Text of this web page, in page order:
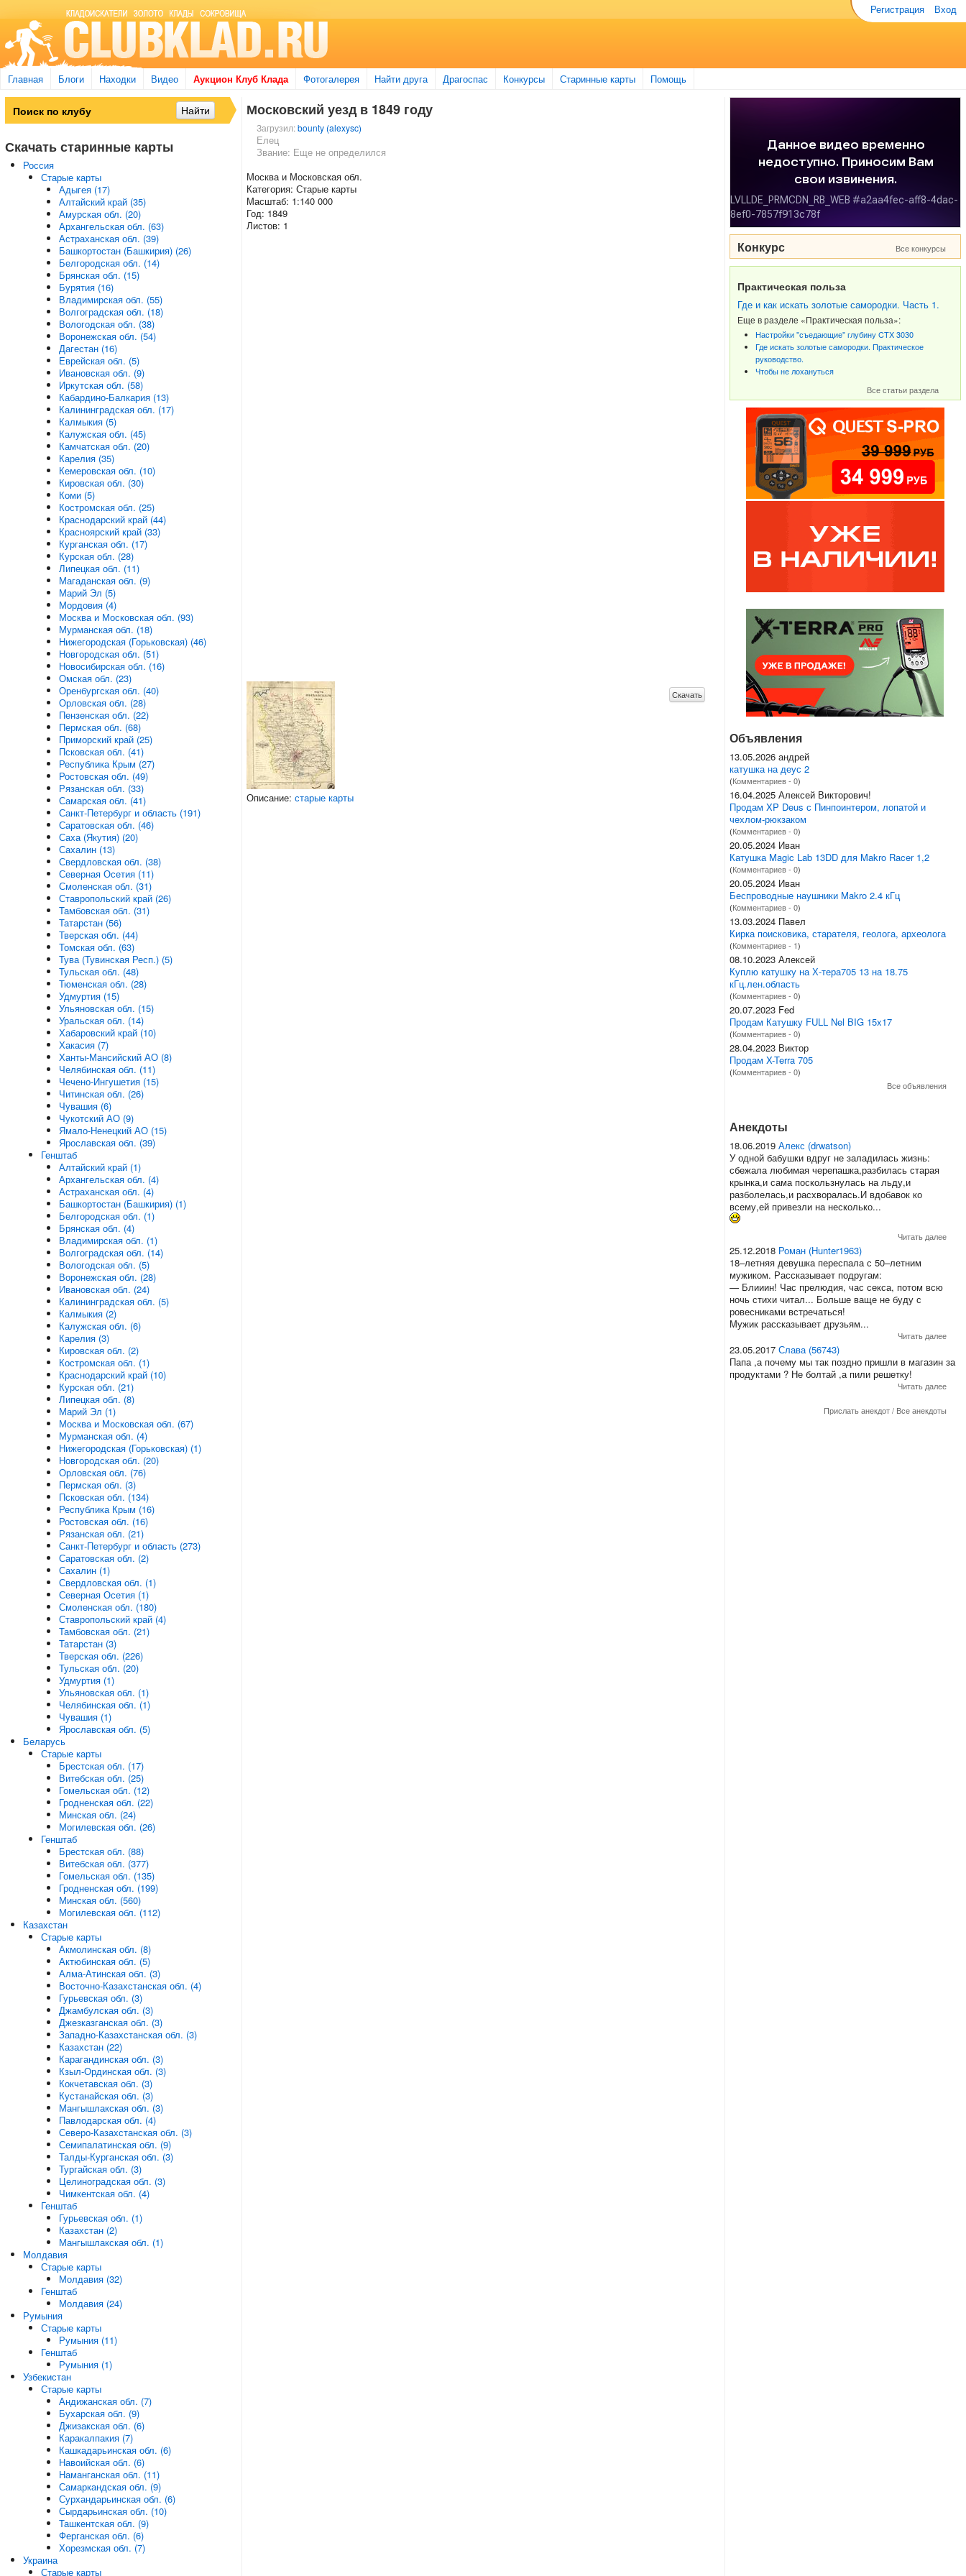
Регистрация Вход
Главная Блоги Находки Видео Аукцион Клуб Клада Фотогалерея Найти друга Драгоспас Конкурсы Старинные карты Помощь
Московский уезд в 1849 году
Загрузил:bounty (alexysc)
Елец
Звание: Еще не определился
Москва и Московская обл.
Категория: Старые карты
Масштаб: 1:140 000
Год: 1849
Листов: 1
Скачать
Описание: старые карты
Скачать старинные карты
Россия
Старые карты
Адыгея (17)
Алтайский край (35)
Амурская обл. (20)
Архангельская обл. (63)
Астраханская обл. (39)
Башкортостан (Башкирия) (26)
Белгородская обл. (14)
Брянская обл. (15)
Бурятия (16)
Владимирская обл. (55)
Волгоградская обл. (18)
Вологодская обл. (38)
Воронежская обл. (54)
Дагестан (16)
Еврейская обл. (5)
Ивановская обл. (9)
Иркутская обл. (58)
Кабардино-Балкария (13)
Калининградская обл. (17)
Калмыкия (5)
Калужская обл. (45)
Камчатская обл. (20)
Карелия (35)
Кемеровская обл. (10)
Кировская обл. (30)
Коми (5)
Костромская обл. (25)
Краснодарский край (44)
Красноярский край (33)
Курганская обл. (17)
Курская обл. (28)
Липецкая обл. (11)
Магаданская обл. (9)
Марий Эл (5)
Мордовия (4)
Москва и Московская обл. (93)
Мурманская обл. (18)
Нижегородская (Горьковская) (46)
Новгородская обл. (51)
Новосибирская обл. (16)
Омская обл. (23)
Оренбургская обл. (40)
Орловская обл. (28)
Пензенская обл. (22)
Пермская обл. (68)
Приморский край (25)
Псковская обл. (41)
Республика Крым (27)
Ростовская обл. (49)
Рязанская обл. (33)
Самарская обл. (41)
Санкт-Петербург и область (191)
Саратовская обл. (46)
Саха (Якутия) (20)
Сахалин (13)
Свердловская обл. (38)
Северная Осетия (11)
Смоленская обл. (31)
Ставропольский край (26)
Тамбовская обл. (31)
Татарстан (56)
Тверская обл. (44)
Томская обл. (63)
Тува (Тувинская Респ.) (5)
Тульская обл. (48)
Тюменская обл. (28)
Удмуртия (15)
Ульяновская обл. (15)
Уральская обл. (14)
Хабаровский край (10)
Хакасия (7)
Ханты-Мансийский АО (8)
Челябинская обл. (11)
Чечено-Ингушетия (15)
Читинская обл. (26)
Чувашия (6)
Чукотский АО (9)
Ямало-Ненецкий АО (15)
Ярославская обл. (39)
Генштаб
Алтайский край (1)
Архангельская обл. (4)
Астраханская обл. (4)
Башкортостан (Башкирия) (1)
Белгородская обл. (1)
Брянская обл. (4)
Владимирская обл. (1)
Волгоградская обл. (14)
Вологодская обл. (5)
Воронежская обл. (28)
Ивановская обл. (24)
Калининградская обл. (5)
Калмыкия (2)
Калужская обл. (6)
Карелия (3)
Кировская обл. (2)
Костромская обл. (1)
Краснодарский край (10)
Курская обл. (21)
Липецкая обл. (8)
Марий Эл (1)
Москва и Московская обл. (67)
Мурманская обл. (4)
Нижегородская (Горьковская) (1)
Новгородская обл. (20)
Орловская обл. (76)
Пермская обл. (3)
Псковская обл. (134)
Республика Крым (16)
Ростовская обл. (16)
Рязанская обл. (21)
Санкт-Петербург и область (273)
Саратовская обл. (2)
Сахалин (1)
Свердловская обл. (1)
Северная Осетия (1)
Смоленская обл. (180)
Ставропольский край (4)
Тамбовская обл. (21)
Татарстан (3)
Тверская обл. (226)
Тульская обл. (20)
Удмуртия (1)
Ульяновская обл. (1)
Челябинская обл. (1)
Чувашия (1)
Ярославская обл. (5)
Беларусь
Старые карты
Брестская обл. (17)
Витебская обл. (25)
Гомельская обл. (12)
Гродненская обл. (22)
Минская обл. (24)
Могилевская обл. (26)
Генштаб
Брестская обл. (88)
Витебская обл. (377)
Гомельская обл. (135)
Гродненская обл. (199)
Минская обл. (560)
Могилевская обл. (112)
Казахстан
Старые карты
Акмолинская обл. (8)
Актюбинская обл. (5)
Алма-Атинская обл. (3)
Восточно-Казахстанская обл. (4)
Гурьевская обл. (3)
Джамбулская обл. (3)
Джезказганская обл. (3)
Западно-Казахстанская обл. (3)
Казахстан (22)
Карагандинская обл. (3)
Кзыл-Ординская обл. (3)
Кокчетавская обл. (3)
Кустанайская обл. (3)
Мангышлакская обл. (3)
Павлодарская обл. (4)
Северо-Казахстанская обл. (3)
Семипалатинская обл. (9)
Талды-Курганская обл. (3)
Тургайская обл. (3)
Целиноградская обл. (3)
Чимкентская обл. (4)
Генштаб
Гурьевская обл. (1)
Казахстан (2)
Мангышлакская обл. (1)
Молдавия
Старые карты
Молдавия (32)
Генштаб
Молдавия (24)
Румыния
Старые карты
Румыния (11)
Генштаб
Румыния (1)
Узбекистан
Старые карты
Андижанская обл. (7)
Бухарская обл. (9)
Джизакская обл. (6)
Каракалпакия (7)
Кашкадарьинская обл. (6)
Навоийская обл. (6)
Наманганская обл. (11)
Самаркандская обл. (9)
Сурхандарьинская обл. (6)
Сырдарьинская обл. (10)
Ташкентская обл. (9)
Ферганская обл. (6)
Хорезмская обл. (7)
Украина
Старые карты
Конкурс Все конкурсы
Практическая польза
Где и как искать золотые самородки. Часть 1.
Еще в разделе «Практическая польза»:
Настройки "съедающие" глубину CTX 3030
Где искать золотые самородки. Практическое
руководство.
Чтобы не лохануться
Все статьи раздела
Объявления
13.05.2026 андрей
катушка на деус 2
(Комментариев - 0)
16.04.2025 Алексей Викторович!
Продам XP Deus с Пинпоинтером, лопатой и
чехлом-рюкзаком
(Комментариев - 0)
20.05.2024 Иван
Катушка Magic Lab 13DD для Makro Racer 1,2
(Комментариев - 0)
20.05.2024 Иван
Беспроводные наушники Makro 2.4 кГц
(Комментариев - 0)
13.03.2024 Павел
Кирка поисковика, старателя, геолога, археолога
(Комментариев - 1)
08.10.2023 Алексей
Куплю катушку на Х-тера705 13 на 18.75
кГц.лен.область
(Комментариев - 0)
20.07.2023 Fed
Продам Катушку FULL Nel BIG 15x17
(Комментариев - 0)
28.04.2023 Виктор
Продам X-Terra 705
(Комментариев - 0)
Все объявления
Анекдоты
18.06.2019 Алекс (drwatson)
У одной бабушки вдруг не заладилась жизнь:
сбежала любимая черепашка,разбилась старая
крынка,и сама поскользнулась на льду,и
разболелась,и расхворалась.И вдобавок ко
всему,ей привезли на несколько...
Читать далее
25.12.2018 Роман (Hunter1963)
18–летняя девушка переспала с 50–летним
мужиком. Рассказывает подругам:
— Блииин! Час прелюдия, час секса, потом всю
ночь стихи читал... Больше ваще не буду с
ровесниками встречаться!
Мужик рассказывает друзьям...
Читать далее
23.05.2017 Слава (56743)
Папа ,а почему мы так поздно пришли в магазин за
продуктами ? Не болтай ,а пили решетку!
Читать далее
Прислать анекдот/ Все анекдоты